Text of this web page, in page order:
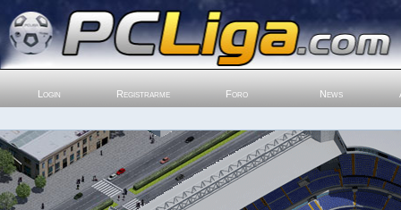
Login Registrarme Foro News